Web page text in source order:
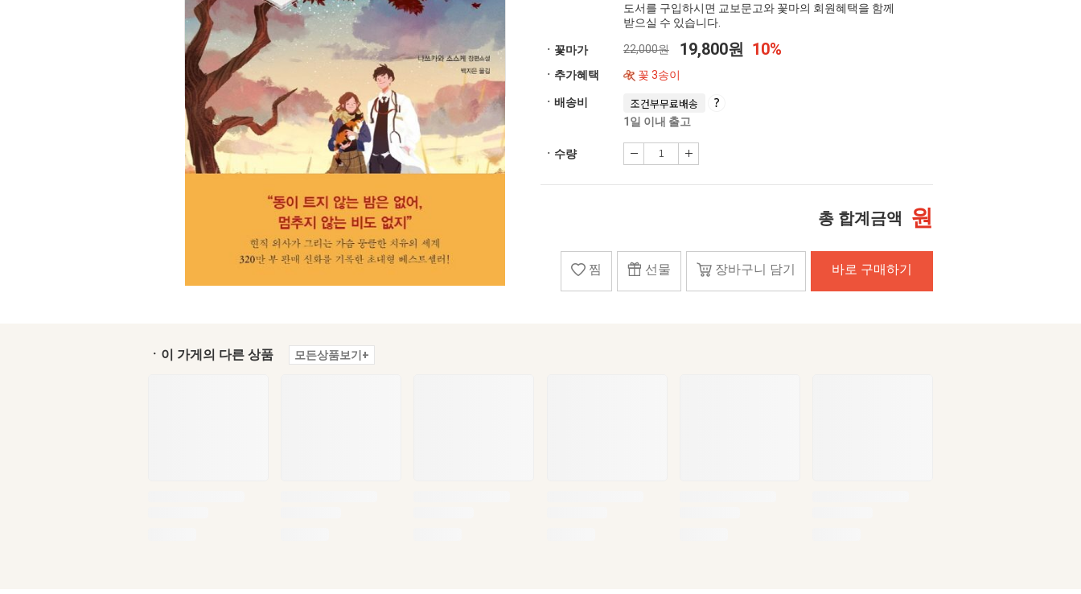
도서를 구입하시면 교보문고와 꽃마의 회원혜택을 함께
받으실 수 있습니다.
ㆍ꽃마가 22,000원 19,800원 10%
ㆍ추가혜택 꽃 3송이
ㆍ배송비 조건부무료배송
1일 이내 출고
ㆍ수량
총 합계금액 원
찜 선물 장바구니 담기 바로 구매하기
ㆍ이 가게의 다른 상품 모든상품보기+